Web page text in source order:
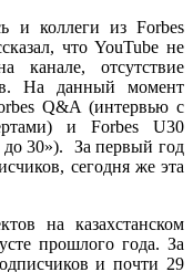
и коллеги из Forbes
что YouTube не
канале, отсутствие
На данный момент
Q&A (интервью с
и Forbes U30
до 30»). За первый год
сегодня же эта
на казахстанском
прошлого года. За
и почти 29